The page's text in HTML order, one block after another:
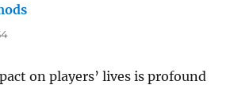
on players’ lives is profound